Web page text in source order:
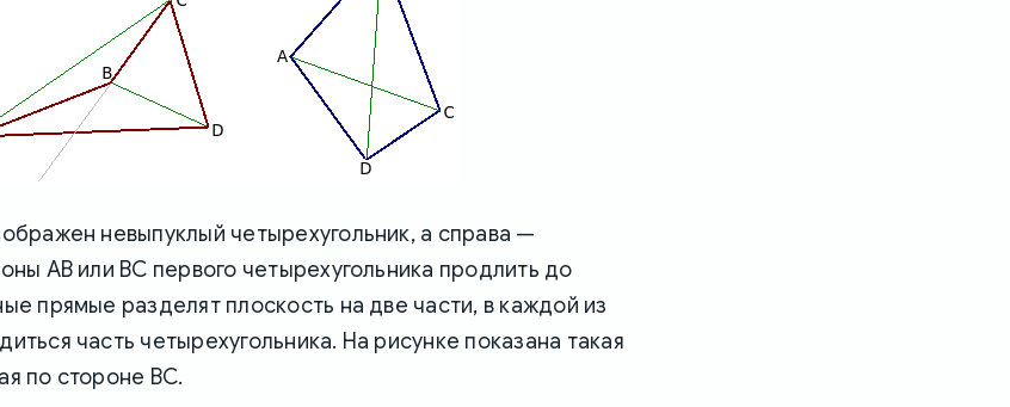
невыпуклый четырехугольник, а справа —
AB или BC первого четырехугольника продлить до
прямые разделят плоскость на две части, в каждой из
часть четырехугольника. На рисунке показана такая
по стороне BC.